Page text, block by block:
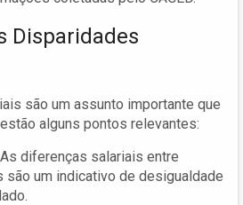
Disparidades
são um assunto importante que
alguns pontos relevantes:
As diferenças salariais entre
são um indicativo de desigualdade